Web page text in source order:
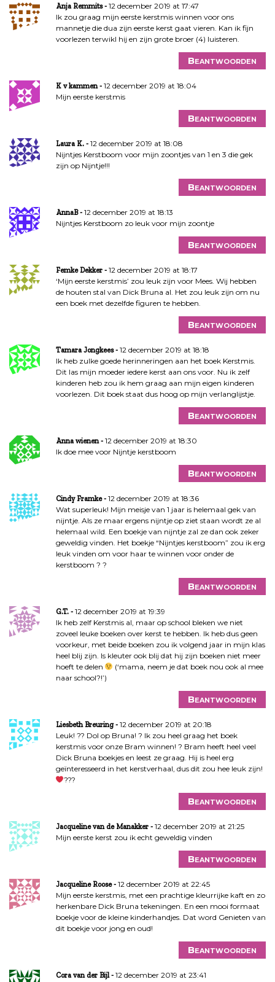
i
g
e
Anja Remmits
12 december 2019 at 17:47
Ik zou graag mijn eerste kerstmis winnen voor ons
mannetje die dua zijn eerste kerst gaat vieren. Kan ik fijn
voorlezen terwikl hij en zijn grote broer (4) luisteren.
Beantwoorden
K v kammen
12 december 2019 at 18:04
Mijn eerste kerstmis
Beantwoorden
Laura K.
12 december 2019 at 18:08
Nijntjes Kerstboom voor mijn zoontjes van 1 en 3 die gek
zijn op Nijntje!!!
Beantwoorden
AnnaB
12 december 2019 at 18:13
Nijntjes Kerstboom zo leuk voor mijn zoontje
Beantwoorden
Femke Dekker
12 december 2019 at 18:17
‘Mijn eerste kerstmis’ zou leuk zijn voor Mees. Wij hebben
de houten stal van Dick Bruna al. Het zou leuk zijn om nu
een boek met dezelfde figuren te hebben.
Beantwoorden
Tamara Jongkees
12 december 2019 at 18:18
Ik heb zulke goede herinneringen aan het boek Kerstmis.
Dit las mijn moeder iedere kerst aan ons voor. Nu ik zelf
kinderen heb zou ik hem graag aan mijn eigen kinderen
voorlezen. Dit boek staat dus hoog op mijn verlanglijstje.
Beantwoorden
Anna wienen
12 december 2019 at 18:30
Ik doe mee voor Nijntje kerstboom
Beantwoorden
Cindy Framke
12 december 2019 at 18:36
Wat superleuk! Mijn meisje van 1 jaar is helemaal gek van
nijntje. Als ze maar ergens nijntje op ziet staan wordt ze al
helemaal wild. Een boekje van nijntje zal ze dan ook zeker
geweldig vinden. Het boekje “Nijntjes kerstboom” zou ik erg
leuk vinden om voor haar te winnen voor onder de
kerstboom ? ?
Beantwoorden
G.T.
12 december 2019 at 19:39
Ik heb zelf Kerstmis al, maar op school bleken we niet
zoveel leuke boeken over kerst te hebben. Ik heb dus geen
voorkeur, met beide boeken zou ik volgend jaar in mijn klas
heel blij zijn. Is kleuter ook blij dat hij zijn boeken niet meer
hoeft te delen
(‘mama, neem je dat boek nou ook al mee
naar school?!’)
Beantwoorden
Liesbeth Breuring
12 december 2019 at 20:18
Leuk! ?? Dol op Bruna! ? Ik zou heel graag het boek
kerstmis voor onze Bram winnen! ? Bram heeft heel veel
Dick Bruna boekjes en leest ze graag. Hij is heel erg
geïnteresseerd in het kerstverhaal, dus dit zou hee leuk zijn!
???
Beantwoorden
Jacqueline van de Manakker
12 december 2019 at 21:25
Mijn eerste kerst zou ik echt geweldig vinden
Beantwoorden
Jacqueline Roose
12 december 2019 at 22:45
Mijn eerste kerstmis, met een prachtige kleurrijke kaft en zo
herkenbare Dick Bruna tekeningen. En een mooi formaat
boekje voor de kleine kinderhandjes. Dat word Genieten van
dit boekje voor jong en oud!
Beantwoorden
Cora van der Bijl
12 december 2019 at 23:41